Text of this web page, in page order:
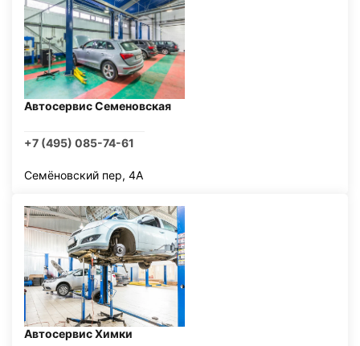
Автосервис Семеновская
+7 (495) 085-74-61
Семёновский пер, 4А
Автосервис Химки